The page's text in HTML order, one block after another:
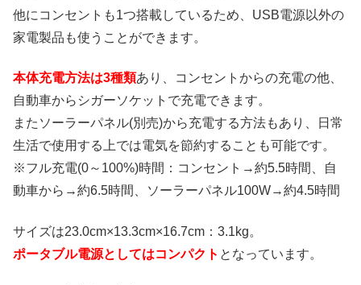
他にコンセントも1つ搭載しているため、USB電源以外の
家電製品も使うことができます。
本体充電方法は3種類あり、コンセントからの充電の他、
自動車からシガーソケットで充電できます。
またソーラーパネル(別売)から充電する方法もあり、日常
生活で使用する上では電気を節約することも可能です。
※フル充電(0～100%)時間：コンセント→約5.5時間、自
動車から→約6.5時間、ソーラーパネル100W→約4.5時間
サイズは23.0cm×13.3cm×16.7cm：3.1kg。
ポータブル電源としてはコンパクト となっています。